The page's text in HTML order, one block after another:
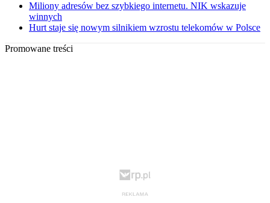
Miliony adresów bez szybkiego internetu. NIK wskazuje
winnych
Hurt staje się nowym silnikiem wzrostu telekomów w Polsce
Promowane treści